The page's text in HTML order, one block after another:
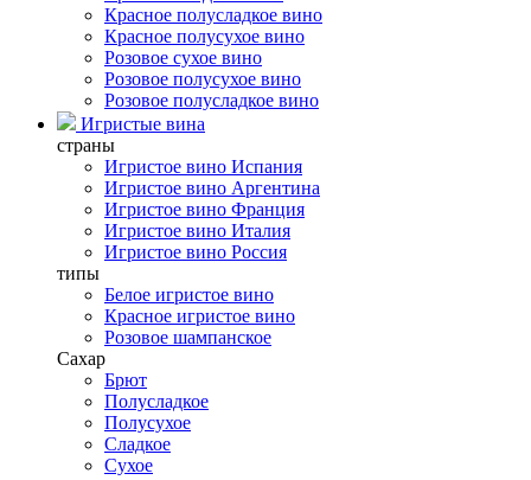
Красное полусладкое вино
Красное полусухое вино
Розовое сухое вино
Розовое полусухое вино
Розовое полусладкое вино
Игристые вина
страны
Игристое вино Испания
Игристое вино Аргентина
Игристое вино Франция
Игристое вино Италия
Игристое вино Россия
типы
Белое игристое вино
Красное игристое вино
Розовое шампанское
Сахар
Брют
Полусладкое
Полусухое
Сладкое
Сухое